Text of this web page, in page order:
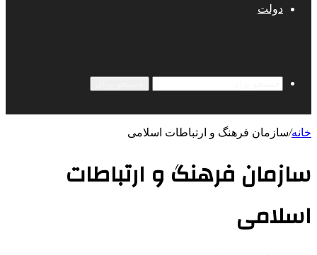
دولت
خانه/سازمان فرهنگ و ارتباطات اسلامی
سازمان فرهنگ و ارتباطات
اسلامی